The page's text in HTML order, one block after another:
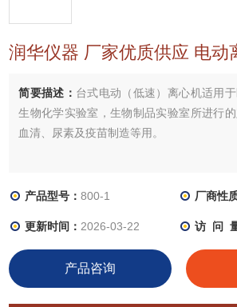
润华仪器 厂家优质供应 电动
简要描述： 台式电动（低速）离心机适用于
生物化学实验室，生物制品实验室所进行的
血清、尿素及疫苗制造等用。
产品型号：800-1 厂商性
更新时间： 2026-03-22 访 问
产品咨询